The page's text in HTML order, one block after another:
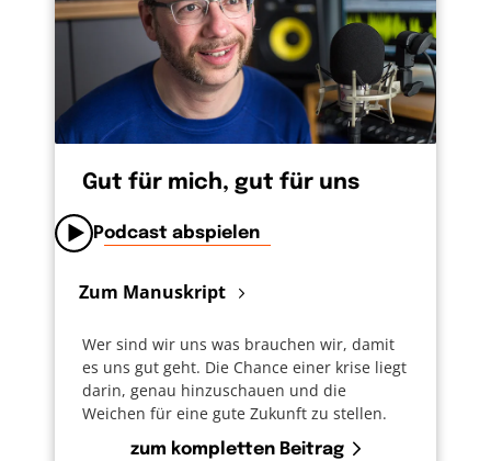
Gut für mich, gut für uns
Podcast abspielen
Zum Manuskript
Wer sind wir uns was brauchen wir, damit
es uns gut geht. Die Chance einer krise liegt
darin, genau hinzuschauen und die
Weichen für eine gute Zukunft zu stellen.
zum kompletten Beitrag